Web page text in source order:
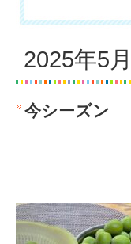
2025年5
今シーズン